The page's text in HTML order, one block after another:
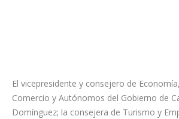
El vicepresidente y consejero de